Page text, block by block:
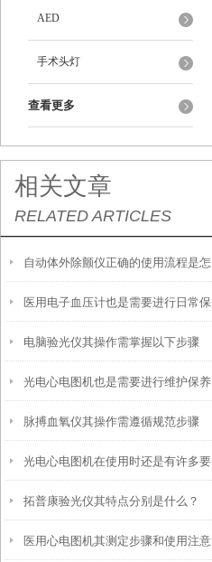
AED
手术头灯
查看更多
相关文章
RELATED ARTICLES
自动体外除颤仪正确的使用流程是怎
样的
医用电子血压计也是需要进行日常保
养的
电脑验光仪其操作需掌握以下步骤
光电心电图机也是需要进行维护保养
的
脉搏血氧仪其操作需遵循规范步骤
光电心电图机在使用时还是有许多要
领的
拓普康验光仪其特点分别是什么？
医用心电图机其测定步骤和使用注意